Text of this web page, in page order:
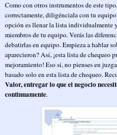
Como con otros instrumentos de este
correctamente, diligénciala con tu
opción es llenar la lista individualmente
miembros de tu equipo. Verás las
debatirlas en equipo. Empieza a hablar
aparecieron? Así, ¡esta lista de chequeo
mejoramiento! Eso sí, no pienses en
basado solo en esta lista de chequeo.
Valor, entregar lo que el negocio
continuamente.